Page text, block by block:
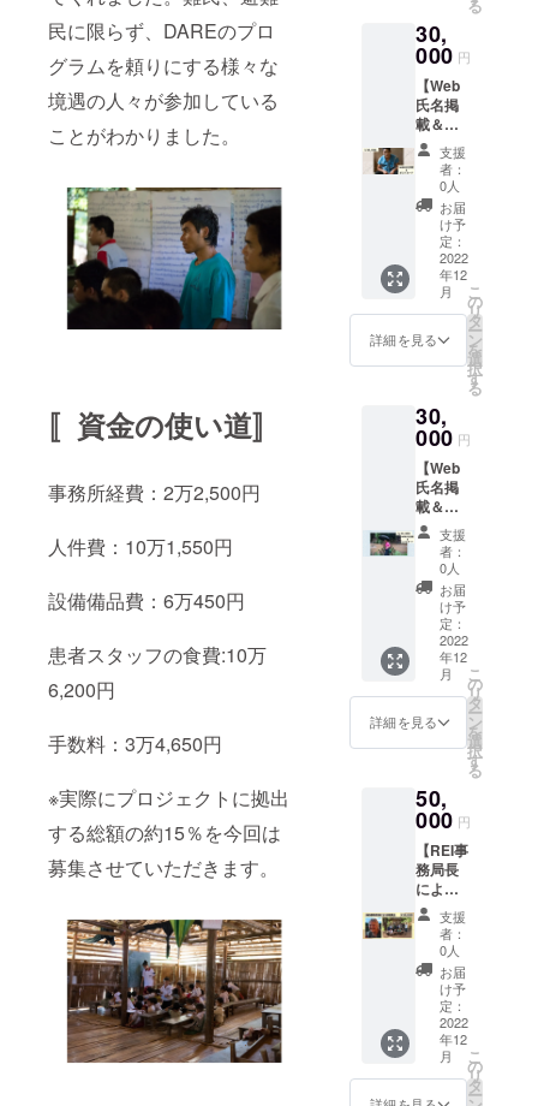
民に限らず、DAREのプロ
グラムを頼りにする様々な
境遇の人々が参加している
ことがわかりました。
〚資金の使い道〛
事務所経費：2万2,500円
人件費：10万1,550円
設備備品費：6万450円
患者スタッフの食費:10万
6,200円
手数料：3万4,650円
※実際にプロジェクトに拠出
する総額の約15％を今回は
募集させていただきます。
りまし
た。
カード
です。
避難民
の物語
が描か
れてい
るREIオ
リジナ
ルのポ
スト
カード
は、
メール
にてお
送りい
す。 よ
り詳し
いて知
り、身
近に感
じてい
ただけ
ます。
大切な
方にポ
スト
カード
を送る
のはい
かがで
しょう
か。
を込め
て、避
難民の
方々の
おいし
いお料
理のレ
シピ
カード
をお送
りしま
す。避
難民の
方々の
持つ食
文化に
触れる
ひお菓
子づく
りを楽
しんで
くださ
い。 レ
シピ
例：ケ
ニアで
人気の
お菓子
「マン
ダジ」
のレシ
ピで
ンダジ
はドー
お菓子
です。
REIで
は、避
難民能
力開発
プログ
ラムを
支援し
まし
た。ル
ワンダ
出身の
避難民
がマン
ず備考
欄に掲
載を希
望され
るお名
前をご
記入く
ださ
い。ご
希望さ
れない
場合、
その旨
ご記入
くださ
い。 ・
ニュー
持ちを
込め
て、REI
の活動
をご報
告する
ニュー
スレ
ターの
受信者
リスト
にお名
前を登
録させ
ていた
だきま
す。
REIの取
詳しく
知って
いただ
ける
ニュー
スレ
ター
は、
メール
にてお
送りし
ます。
る
30,
000 円
【Web
氏名掲
載＆ポ
スト
カー
ド】 ・
Web氏
名掲載
REIの
Webサ
イトに
氏名を
掲載い
たしま
す。 ※
支援
ず備考
欄に掲
載を希
望され
るお名
前をご
記入く
ださ
い。ご
希望さ
れない
場合、
その旨
ご記入
くださ
い。 ・
ポスト
を込め
て、REI
の支援
する避
難民プ
ロジェ
クトで
REIメン
バーが
取材し
たス
トー
リー
を、そ
の地域
の現状
支援
者：
0人
お届
け予
定：
2022
年12
月
詳細を見る
こ
の
リ
タ
ー
ン
を
選
択
す
る
30,
000 円
【Web
氏名掲
載＆レ
シピ
カー
ド】 ・
WEB氏
名掲載
REIの
Webサ
イトに
氏名を
掲載い
たしま
す。 ※
支援
ず備考
欄に掲
載を希
望され
るお名
前をご
記入く
ださ
い。ご
希望さ
れない
場合、
その旨
ご記入
くださ
い。 ・
支援
者：
0人
お届
け予
定：
2022
年12
月
詳細を見る
こ
の
リ
タ
ー
ン
を
選
択
す
る
50,
000 円
【REI事
務局長
による
講演
会】
REI事務
局長
Jane
Bestに
よる講
演会を
開催い
たしま
す。日
支援
者：
0人
お届
け予
定：
2022
年12
月
こ
の
リ
タ
ー